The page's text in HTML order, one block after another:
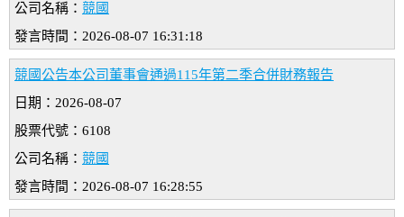
公司名稱： 競國
發言時間：2026-08-07 16:31:18
競國公告本公司董事會通過115年第二季合併財務報告
日期：2026-08-07
股票代號：6108
公司名稱： 競國
發言時間：2026-08-07 16:28:55